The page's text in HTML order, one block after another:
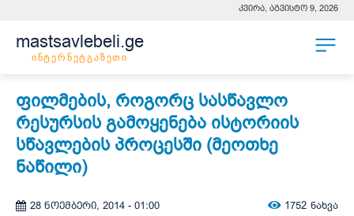
კვირა, აგვისტო 9, 2026
mastsavlebeli.ge
ინტერნეტგაზეთი
ფილმების, როგორც სასწავლო
რესურსის გამოყენება ისტორიის
სწავლების პროცესში (მეოთხე
ნაწილი)
28 ნოემბერი, 2014 - 01:00 1752 ნახვა